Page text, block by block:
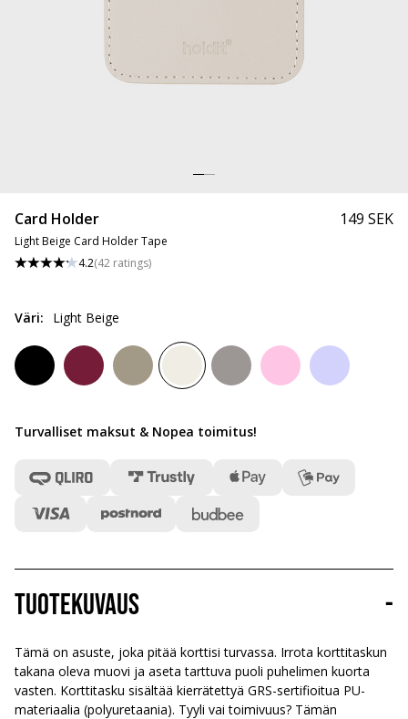
Card Holder
Light Beige Card Holder Tape
4.2(42 ratings)
149 SEK
Väri: Light Beige
Turvalliset maksut & Nopea toimitus!
Tuotekuvaus -
Tämä on asuste, joka pitää korttisi turvassa. Irrota korttitaskun
takana oleva muovi ja aseta tarttuva puoli puhelimen kuorta
vasten. Korttitasku sisältää kierrätettyä GRS-sertifioitua PU-
materiaalia (polyuretaania). Tyyli vai toimivuus? Tämän